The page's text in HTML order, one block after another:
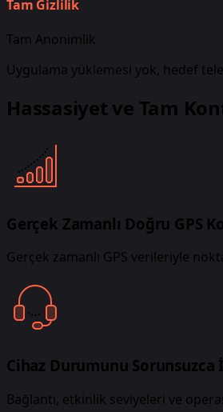
Tam Gizlilik
Tam Anonimlik
Uygulama yüklemesi yok, hedef
Hassasiyet ve Tam
Gerçek Zamanlı Doğru GPS
Gerçek zamanlı GPS verileriyle
Cihaz Durumunu Sorunsuzca
Bağlantı, etkinlik seviyeleri ve